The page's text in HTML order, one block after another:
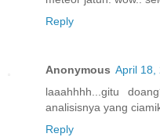
Reply
Anonymous April 18,
laaahhhh...gitu
analisisnya yang
Reply